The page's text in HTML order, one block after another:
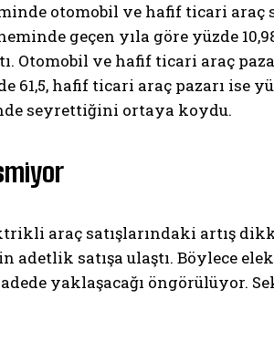
otomobil ve hafif ticari araç
geçen yıla göre yüzde
Otomobil ve hafif ticari araç
61,5, hafif ticari araç pazarı ise
seyrettiğini ortaya koydu.
araç satışlarındaki artış
adetlik satışa ulaştı. Böylece
yaklaşacağı öngörülüyor.